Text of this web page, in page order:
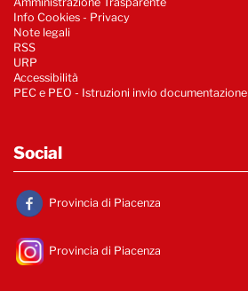
Info Cookies - Privacy
Note legali
RSS
URP
Accessibilità
PEC e PEO - Istruzioni invio documentazione
Social
Provincia di Piacenza
Provincia di Piacenza